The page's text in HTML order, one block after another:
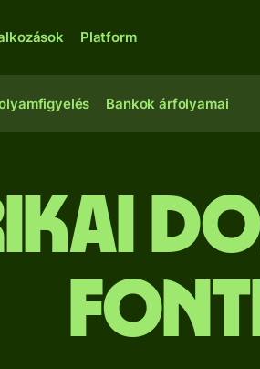
Platform
Bankok árfolyamai